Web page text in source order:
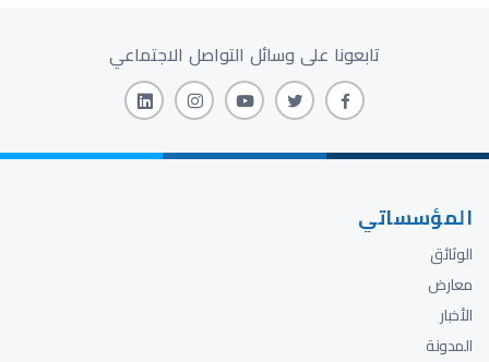
تابعونا على وسائل التواصل الاجتماعي
المؤسساتي
الوثائق
معارض
الأخبار
المدونة